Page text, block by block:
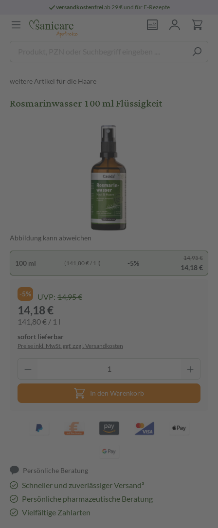
versandkostenfreiab 29 € und für E-Rezepte
weitere Artikel für die Haare
Rosmarinwasser 100 ml Flüssigkeit
Abbildung kann abweichen
100 ml (141,80 € / 1 l) -5%
14,95 €
14,18 €
-5% UVP: 14,95 €
14,18 €
141,80 € / 1 l
sofort lieferbar
Preise inkl. MwSt. ggf. zzgl. Versandkosten
In den Warenkorb
Persönliche Beratung
Schneller und zuverlässiger Versand³
Persönliche pharmazeutische Beratung
Vielfältige Zahlarten